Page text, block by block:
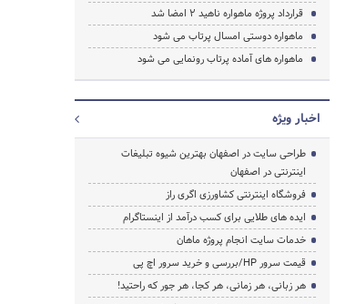
قرارداد پروژه ماهواره ناهید 2 امضا شد
ماهواره دوستی امسال پرتاب می شود
ماهواره های آماده پرتاب رونمایی می شود
اخبار ویژه
طراحی سایت در اصفهان بهترین شیوه تبلیغات
اینترنتی در اصفهان
فروشگاه اینترنتی کشاورزی اگری راز
ایده های طلایی برای کسب درآمد از اینستاگرام
خدمات سایت انجام پروژه ماهان
قیمت سرور HP/بررسی و خرید سرور اچ پی
هر زبانی، هر زمانی، هر کجا، هر جور که راحتید!